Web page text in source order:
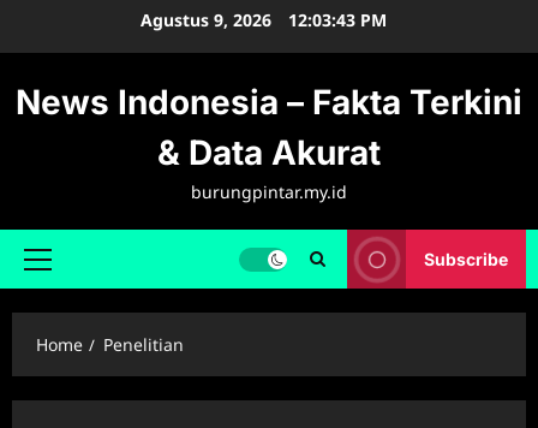
Agustus 9, 2026 12:03:43 PM
News Indonesia – Fakta Terkini
& Data Akurat
burungpintar.my.id
Primary
Subscribe
Home Penelitian